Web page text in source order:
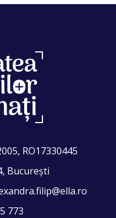
RO17330445
București
773